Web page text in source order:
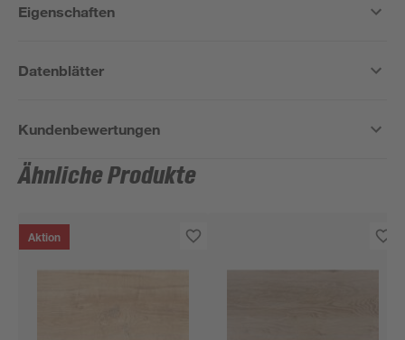
Eigenschaften
Datenblätter
Kundenbewertungen
Ähnliche Produkte
Aktion